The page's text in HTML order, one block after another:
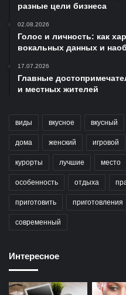
разные цели бизнеса
02.08.2026
Голос и личность: как
вокальных данных и
17.07.2026
Главные
и местных жителей
виды вкусное вкусный
дома женский игровой
курорты лучшие место
особенность отдыха
приготовить приготовления
современный
Интересное